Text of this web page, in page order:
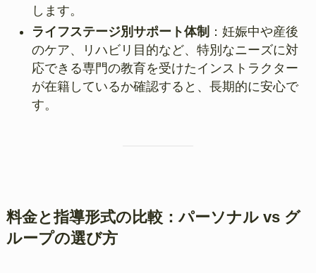
します。
ライフステージ別サポート体制 ：妊娠中や産後
のケア、リハビリ目的など、特別なニーズに対
応できる専門の教育を受けたインストラクター
が在籍しているか確認すると、長期的に安心で
す。
料金と指導形式の比較：パーソナル vs グ
ループの選び方